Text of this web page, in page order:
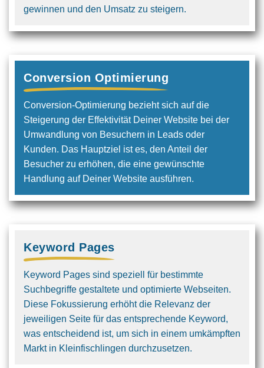
gewinnen und den Umsatz zu steigern.
Conversion Optimierung
Conversion-Optimierung bezieht sich auf die
Steigerung der Effektivität Deiner Website bei der
Umwandlung von Besuchern in Leads oder
Kunden. Das Hauptziel ist es, den Anteil der
Besucher zu erhöhen, die eine gewünschte
Handlung auf Deiner Website ausführen.
Keyword Pages
Keyword Pages sind speziell für bestimmte
Suchbegriffe gestaltete und optimierte Webseiten.
Diese Fokussierung erhöht die Relevanz der
jeweiligen Seite für das entsprechende Keyword,
was entscheidend ist, um sich in einem umkämpften
Markt in Kleinfischlingen durchzusetzen.